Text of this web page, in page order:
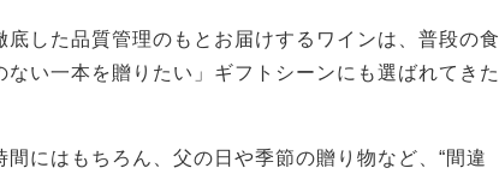
した品質管理のもとお届けするワインは、普段の食
い一本を贈りたい」ギフトシーンにも選ばれてきた
にはもちろん、父の日や季節の贈り物など、“間違